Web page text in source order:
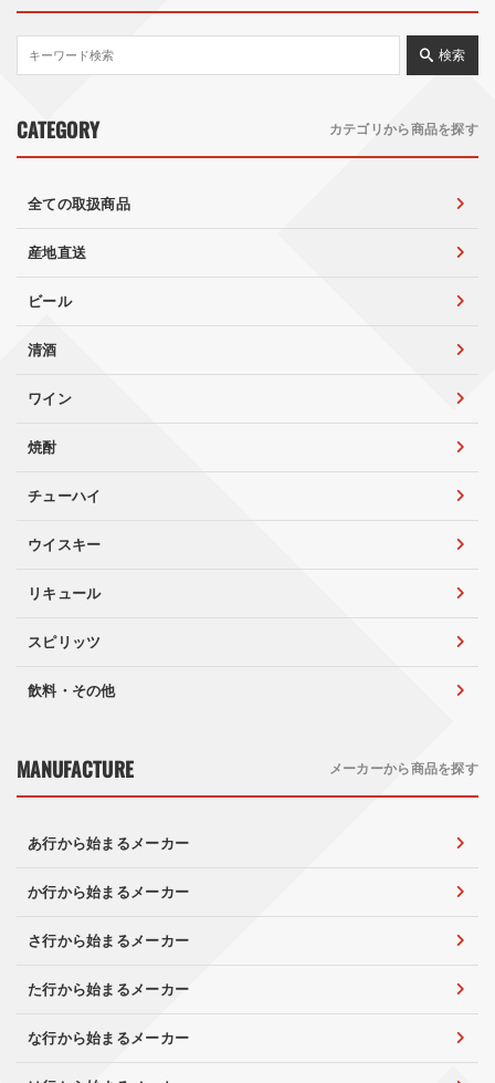
検索
CATEGORY カテゴリから商品を探す
全ての取扱商品
産地直送
ビール
清酒
ワイン
焼酎
チューハイ
ウイスキー
リキュール
スピリッツ
飲料・その他
MANUFACTURE メーカーから商品を探す
あ行から始まるメーカー
か行から始まるメーカー
さ行から始まるメーカー
た行から始まるメーカー
な行から始まるメーカー